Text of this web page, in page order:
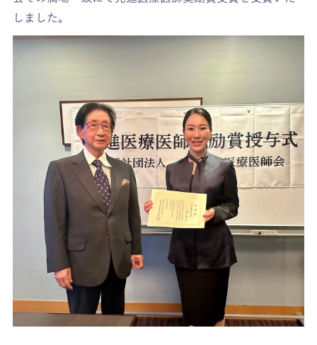
しました。